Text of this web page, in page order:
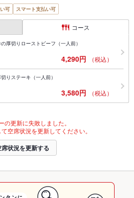
可 スマート支払い可
コース
厚切りローストビーフ（一人前）
4,290円 （税込）
りステーキ（一人前）
3,580円 （税込）
の更新に失敗しました。
空席状況を更新してください。
席状況を更新する